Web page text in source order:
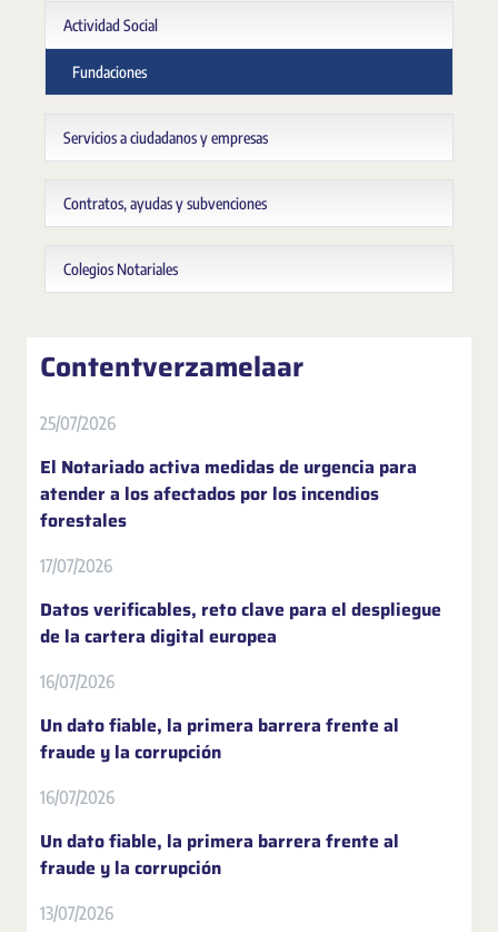
Actividad Social
Fundaciones
Servicios a ciudadanos y empresas
Contratos, ayudas y subvenciones
Colegios Notariales
Contentverzamelaar
25/07/2026
El Notariado activa medidas de urgencia para
atender a los afectados por los incendios
forestales
17/07/2026
Datos verificables, reto clave para el despliegue
de la cartera digital europea
16/07/2026
Un dato fiable, la primera barrera frente al
fraude y la corrupción
16/07/2026
Un dato fiable, la primera barrera frente al
fraude y la corrupción
13/07/2026